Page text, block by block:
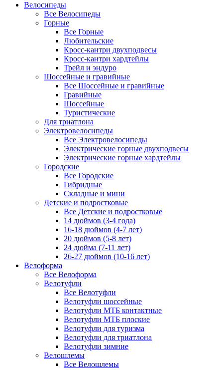
Велосипеды
Все Велосипеды
Горные
Все Горные
Любительские
Кросс-кантри двухподвесы
Кросс-кантри хардтейлы
Трейл и эндуро
Шоссейные и гравийные
Все Шоссейные и гравийные
Гравийные
Шоссейные
Туристические
Для триатлона
Электровелосипеды
Все Электровелосипеды
Электрические горные двухподвесы
Электрические горные хардтейлы
Городские
Все Городские
Гибридные
Складные и мини
Детские и подростковые
Все Детские и подростковые
14 дюймов (3-4 года)
16-18 дюймов (4-7 лет)
20 дюймов (5-8 лет)
24 дюйма (7-11 лет)
26-27 дюймов (10-16 лет)
Велоформа
Все Велоформа
Велотуфли
Все Велотуфли
Велотуфли шоссейные
Велотуфли МТБ контактные
Велотуфли МТБ плоские
Велотуфли для туризма
Велотуфли для триатлона
Велотуфли зимние
Велошлемы
Все Велошлемы